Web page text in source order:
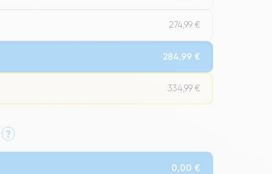
274,99 €
284,99 €
334,99 €
?
0,00 €